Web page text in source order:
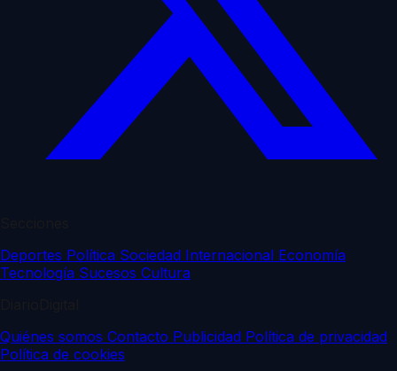
Deportes Política Sociedad Internacional Economía
Tecnología Sucesos Cultura
Quiénes somos Contacto Publicidad Política de privacidad
Política de cookies